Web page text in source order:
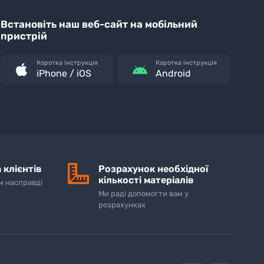
Встановіть наш веб-сайт на мобільний
пристрій
Коротка інструкція
iPhone / iOS
Коротка інструкція
Android
насправді
Розрахунок необхідної
кількості матеріалів
Ми раді допомогти вам у
розрахунках